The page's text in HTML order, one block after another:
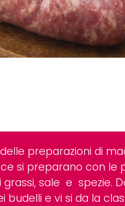
preparazioni di
si preparano con le
sale e spezie.
budelli e vi si da la